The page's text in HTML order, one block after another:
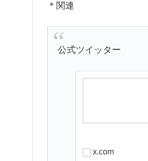
＊関連
公式ツイッター
x.com